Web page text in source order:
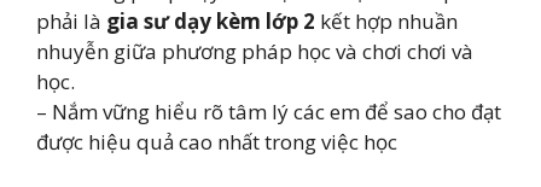
phải là gia sư dạy kèm lớp 2 kết hợp nhuần
nhuyễn giữa phương pháp học và chơi chơi và
học.
– Nắm vững hiểu rõ tâm lý các em để sao cho đạt
được hiệu quả cao nhất trong việc học